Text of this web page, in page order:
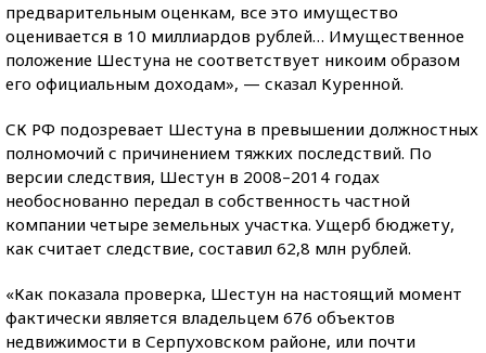
предварительным оценкам, все это имущество
оценивается в 10 миллиардов рублей… Имущественное
положение Шестуна не соответствует никоим образом
его официальным доходам», — сказал Куренной.
СК РФ подозревает Шестуна в превышении должностных
полномочий с причинением тяжких последствий. По
версии следствия, Шестун в 2008–2014 годах
необоснованно передал в собственность частной
компании четыре земельных участка. Ущерб бюджету,
как считает следствие, составил 62,8 млн рублей.
«Как показала проверка, Шестун на настоящий момент
фактически является владельцем 676 объектов
недвижимости в Серпуховском районе, или почти